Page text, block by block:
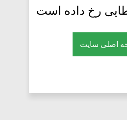
رخ داده است
اصلی سایت